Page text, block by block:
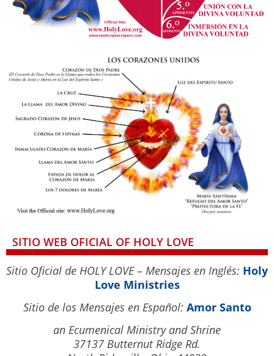
SITIO WEB OFICIAL OF HOLY LOVE
Sitio Oficial de HOLY LOVE – Mensajes en Inglés: Holy
Love Ministries
Sitio de los Mensajes en Español: Amor Santo
an Ecumenical Ministry and Shrine
37137 Butternut Ridge Rd.